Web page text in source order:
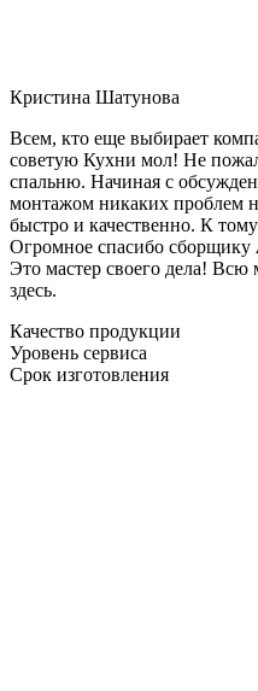
Кристина Шатунова
Всем, кто еще выбирает
советую Кухни мол! Не
спальню. Начиная с
монтажом никаких проблем
быстро и качественно. К
Огромное спасибо сборщику
Это мастер своего дела! Всю
здесь.
Качество продукции
Уровень сервиса
Срок изготовления